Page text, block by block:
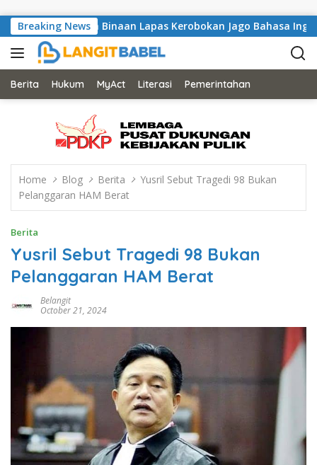
Breaking News
Warga Binaan Lapas Kerobokan Jago Bahasa Inggris
Berita Hukum MyAct Literasi Pemerintahan
Home Blog Berita
Yusril Sebut Tragedi 98 Bukan
Pelanggaran HAM Berat
Berita
Yusril Sebut Tragedi 98 Bukan
Pelanggaran HAM Berat
Belangit
October 21, 2024